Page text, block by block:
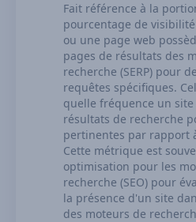
Fait référence à la
pourcentage de
ou une page web
pages de résultats des
recherche (SERP) pour
requêtes spécifiques.
quelle fréquence un
résultats de recherche
pertinentes par rapport
Cette métrique est
optimisation pour les
recherche (SEO) pour
la présence d'un site
des moteurs de